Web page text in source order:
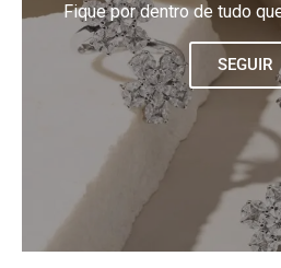
Fique por dentro de tudo
SEGUIR